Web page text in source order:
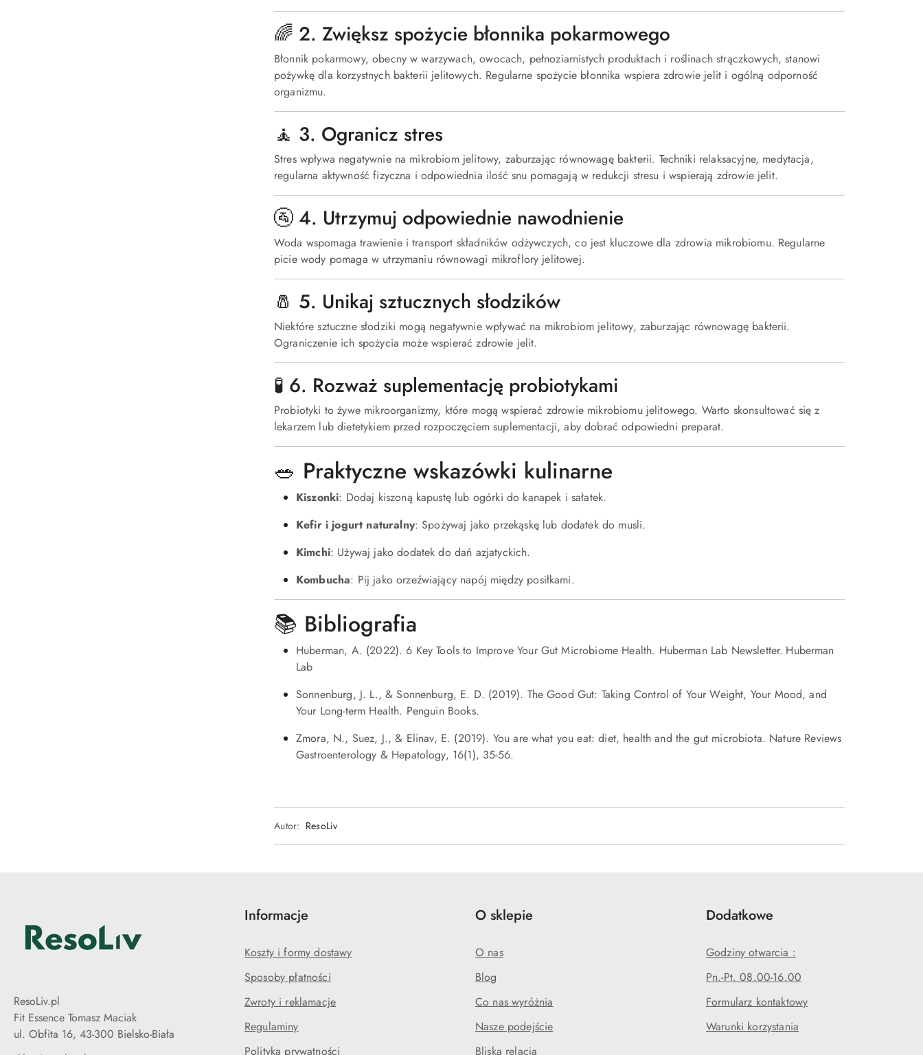
🌈 2. Zwiększ spożycie błonnika pokarmowego
Błonnik pokarmowy, obecny w warzywach, owocach, pełnoziarnistych produktach i roślinach strączkowych, stanowi
pożywkę dla korzystnych bakterii jelitowych. Regularne spożycie błonnika wspiera zdrowie jelit i ogólną odporność
organizmu.
🧘 3. Ogranicz stres
Stres wpływa negatywnie na mikrobiom jelitowy, zaburzając równowagę bakterii. Techniki relaksacyjne, medytacja,
regularna aktywność fizyczna i odpowiednia ilość snu pomagają w redukcji stresu i wspierają zdrowie jelit.
🚰 4. Utrzymuj odpowiednie nawodnienie
Woda wspomaga trawienie i transport składników odżywczych, co jest kluczowe dla zdrowia mikrobiomu. Regularne
picie wody pomaga w utrzymaniu równowagi mikroflory jelitowej.
🧂 5. Unikaj sztucznych słodzików
Niektóre sztuczne słodziki mogą negatywnie wpływać na mikrobiom jelitowy, zaburzając równowagę bakterii.
Ograniczenie ich spożycia może wspierać zdrowie jelit.
🧪 6. Rozważ suplementację probiotykami
Probiotyki to żywe mikroorganizmy, które mogą wspierać zdrowie mikrobiomu jelitowego. Warto skonsultować się z
lekarzem lub dietetykiem przed rozpoczęciem suplementacji, aby dobrać odpowiedni preparat.
🥗 Praktyczne wskazówki kulinarne
Kiszonki: Dodaj kiszoną kapustę lub ogórki do kanapek i sałatek.
Kefir i jogurt naturalny:Spożywaj jako przekąskę lub dodatek do musli.
Kimchi: Używaj jako dodatek do dań azjatyckich.
Kombucha: Pij jako orzeźwiający napój między posiłkami.
📚 Bibliografia
Huberman, A. (2022). 6 Key Tools to Improve Your Gut Microbiome Health. Huberman Lab Newsletter. Huberman
Lab
Sonnenburg, J. L., & Sonnenburg, E. D. (2019). The Good Gut: Taking Control of Your Weight, Your Mood, and
Your Long-term Health. Penguin Books.
Zmora, N., Suez, J., & Elinav, E. (2019). You are what you eat: diet, health and the gut microbiota. Nature Reviews
Gastroenterology & Hepatology, 16(1), 35-56.
Autor: ResoLiv
ResoLiv.pl
Fit Essence Tomasz Maciak
ul. Obfita 16, 43-300 Bielsko-Biała
Informacje
Koszty i formy dostawy
Sposoby płatności
Zwroty i reklamacje
Regulaminy
Polityka prywatności
O sklepie
O nas
Blog
Co nas wyróżnia
Nasze podejście
Bliska relacja
Dodatkowe
Godziny otwarcia :
Pn.-Pt. 08.00-16.00
Formularz kontaktowy
Warunki korzystania